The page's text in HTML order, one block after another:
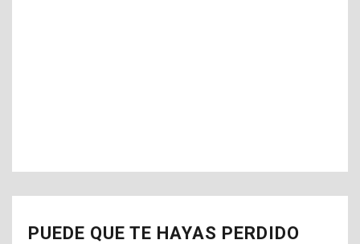
PUEDE QUE TE HAYAS PERDIDO